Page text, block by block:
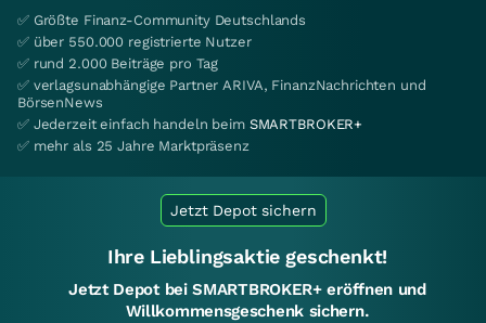
✅ Größte Finanz-Community Deutschlands
✅ über 550.000 registrierte Nutzer
✅ rund 2.000 Beiträge pro Tag
✅ verlagsunabhängige Partner ARIVA, FinanzNachrichten und
BörsenNews
✅ Jederzeit einfach handeln beim SMARTBROKER+
✅ mehr als 25 Jahre Marktpräsenz
Jetzt Depot sichern
Ihre Lieblingsaktie geschenkt!
Jetzt Depot bei SMARTBROKER+ eröffnen und
Willkommensgeschenk sichern.